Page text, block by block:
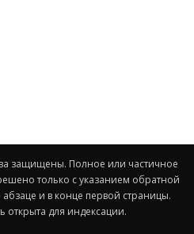
защищены. Полное или частичное
только с указанием обратной
и в конце первой страницы.
открыта для индексации.